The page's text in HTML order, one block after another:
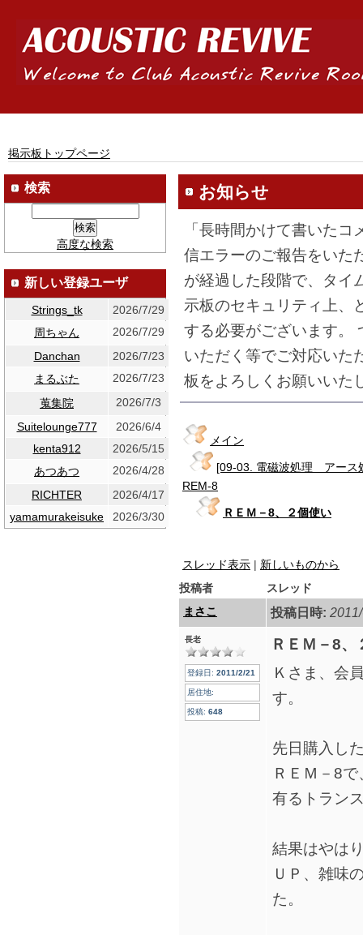
掲示板トップページ
お知らせ
「長時間かけて書いた
信エラーのご報告をいた
が経過した段階で、タイ
示板のセキュリティ上、
する必要がございます。
いただく等でご対応いた
板をよろしくお願いいた
メイン
[09-03. 電磁波処理 アース
REM-8
ＲＥＭ－8、２個使い
スレッド表示 | 新しいものから
投稿者
スレッド
まさこ
投稿日時:
長老
登録日: 2011/2/21
居住地:
投稿: 648
ＲＥＭ－8、
Ｋさま、会
す。
先日購入し
ＲＥＭ－8
有るトラン
結果はやは
ＵＰ、雑味
た。
検索
高度な検索
新しい登録ユーザ
Strings_tk
2026/7/29
周ちゃん
2026/7/29
Danchan
2026/7/23
まるぶた
2026/7/23
蒐集院
2026/7/3
Suitelounge777
2026/6/4
kenta912
2026/5/15
あつあつ
2026/4/28
RICHTER
2026/4/17
yamamurakeisuke
2026/3/30